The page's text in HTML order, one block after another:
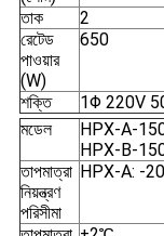
তাক
2
রেটেড
পাওয়ার
(W)
650
শক্তি
1Φ 220V
মডেল
HPX-A-
HPX-B-
তাপমাত্রা
নিয়ন্ত্রণ
পরিসীমা
HPX-A: -